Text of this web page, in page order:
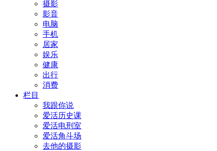
摄影
影音
电脑
手机
居家
娱乐
健康
出行
消费
栏目
我跟你说
爱活历史课
爱活电刑室
爱活角斗场
去他的摄影